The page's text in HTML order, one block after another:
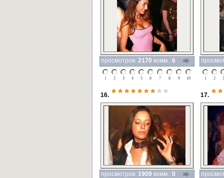
просмотров: 2170 комм.: 6
1 2 3 4 5 6 7 8 9 10 1 2 3
16. ******* **
просмотров: 1909 комм.: 0
17.